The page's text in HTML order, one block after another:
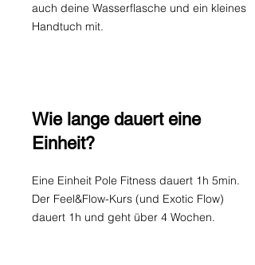
auch deine Wasserflasche und ein kleines
Handtuch mit.
Wie lange dauert eine
Einheit?
Eine Einheit Pole Fitness dauert 1h 5min.
Der Feel&Flow-Kurs (und Exotic Flow)
dauert 1h und geht über 4 Wochen.